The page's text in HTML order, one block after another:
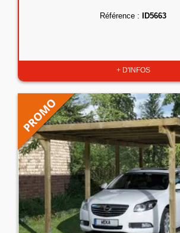
Référence : ID5663
+ D'INFOS